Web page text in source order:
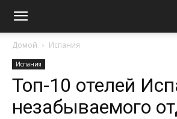
Домой Испания
Испания
Топ-10 отелей
незабываемого